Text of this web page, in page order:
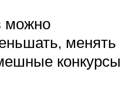
можно
менять
конкурсы